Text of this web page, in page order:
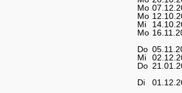
Mo
Mo
Mi
Mo
Do
Mi
Do
Di